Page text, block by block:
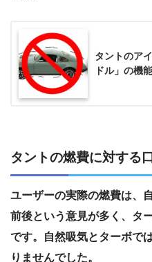
タントのア
ドル」の機
タントの燃費に対する
ユーザーの実際の燃費は、
前後という意見が多く、タ
です。自然吸気とターボで
りませんでした。